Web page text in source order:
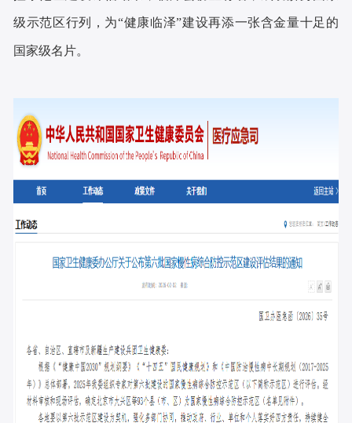
级示范区行列，为“健康临泽”建设再添一张含金量十足的
国家级名片。